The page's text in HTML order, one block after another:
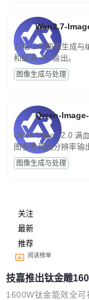
Wan2.7-
万相 2.7 图像生成与
和最高 4K 输出。
图像生成与处理
Qwen-
Qwen-Image-2.0 满
图参考和高分辨率输
图像生成与处理
关注
最新
推荐
阅读榜单
技嘉推出钛金雕
源：为发烧级主机
1600W钛金能效全可